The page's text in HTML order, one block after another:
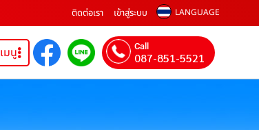
ติดต่อเรา เข้าสู่ระบบ LANGUAGE
เมนู Call
087-851-5521